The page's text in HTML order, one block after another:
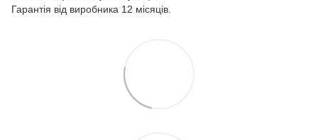
Гарантія від виробника 12 місяців.